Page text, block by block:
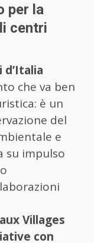
per la
centri
d’Italia
che va ben
è un
del
e
su impulso
Villages
con